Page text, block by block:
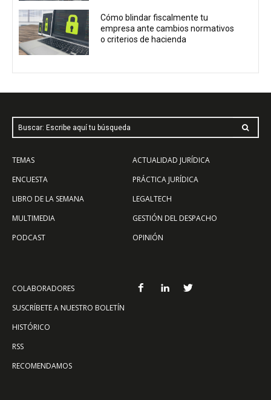
Cómo blindar fiscalmente tu
empresa ante cambios normativos
o criterios de hacienda
Buscar: Escribe aquí tu búsqueda
TEMAS
ENCUESTA
LIBRO DE LA SEMANA
MULTIMEDIA
PODCAST
ACTUALIDAD JURÍDICA
PRÁCTICA JURÍDICA
LEGALTECH
GESTIÓN DEL DESPACHO
OPINIÓN
COLABORADORES
SUSCRÍBETE A NUESTRO BOLETÍN
HISTÓRICO
RSS
RECOMENDAMOS